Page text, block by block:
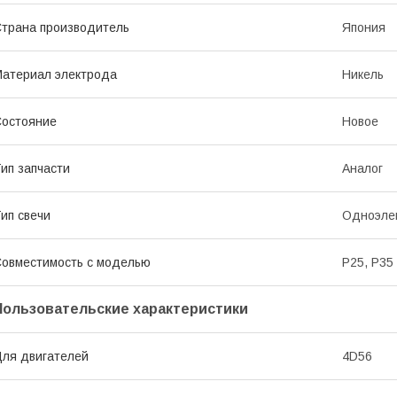
производитель Япония
электрода Никель
Новое
запчасти Аналог
свечи
с моделью P25, P35
характеристики
двигателей 4D56